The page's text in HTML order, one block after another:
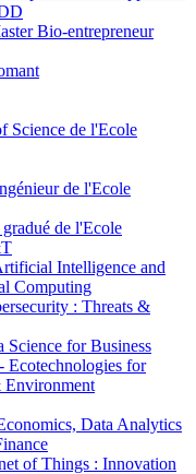
Bio-entrepreneur
Science de l'Ecole
de l'Ecole
de l'Ecole
Intelligence and
Computing
: Threats &
for Business
for
Environment
Data Analytics
of Things : Innovation